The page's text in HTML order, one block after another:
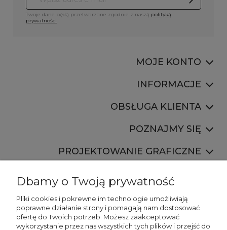
Twoje dane będą przetwarzane zgodnie z naszą polityką
prywatności
MOJE KONTO
INFORMACJE
OBSŁUGA KLIENTA
POZNAJMY SIĘ
PROJEKTOWANIE GRAFICZNE
887 750 445
Dbamy o Twoją prywatność
Pliki cookies i pokrewne im technologie umożliwiają
poprawne działanie strony i pomagają nam dostosować
ofertę do Twoich potrzeb. Możesz zaakceptować
wykorzystanie przez nas wszystkich tych plików i przejść do